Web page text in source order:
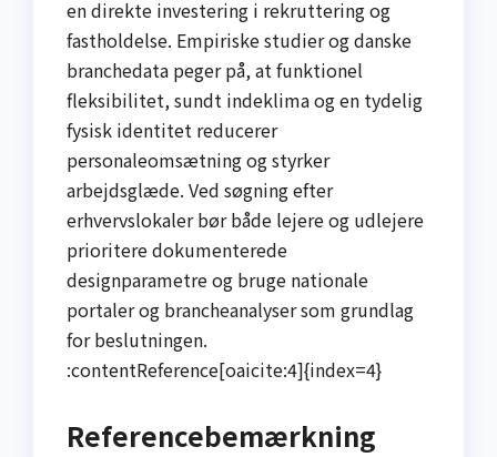
en direkte investering i rekruttering og
fastholdelse. Empiriske studier og danske
branchedata peger på, at funktionel
fleksibilitet, sundt indeklima og en tydelig
fysisk identitet reducerer
personaleomsætning og styrker
arbejdsglæde. Ved søgning efter
erhvervslokaler bør både lejere og udlejere
prioritere dokumenterede
designparametre og bruge nationale
portaler og brancheanalyser som grundlag
for beslutningen.
:contentReference[oaicite:4]{index=4}
Referencebemærkning